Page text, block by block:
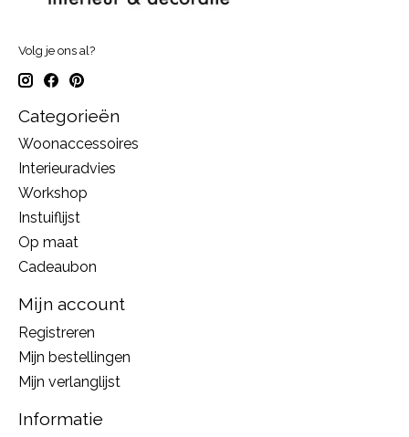
Volg je ons al?
Categorieën
Woonaccessoires
Interieuradvies
Workshop
Instuiflijst
Op maat
Cadeaubon
Mijn account
Registreren
Mijn bestellingen
Mijn verlanglijst
Informatie